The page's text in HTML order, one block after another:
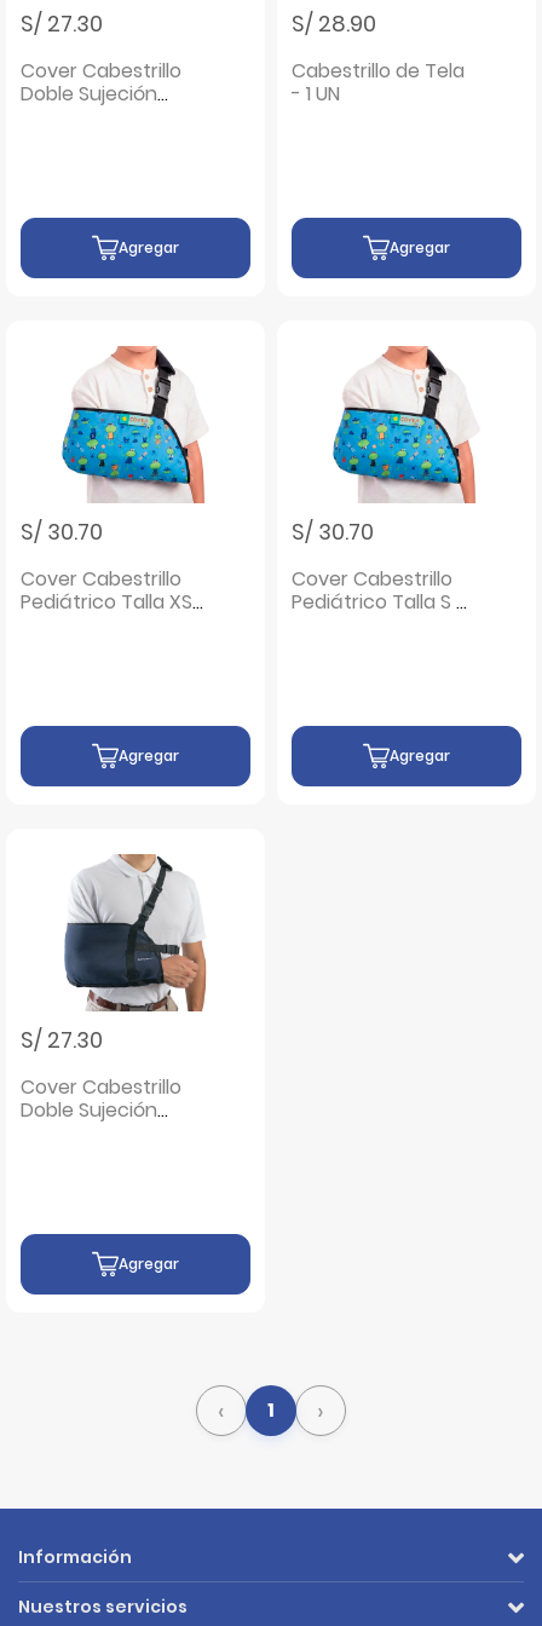
S/ 27.30
Cover Cabestrillo
Doble Sujeción
Agregar
S/ 28.90
Cabestrillo de Tela
- 1 UN
Agregar
S/ 30.70
Cover Cabestrillo
Pediátrico Talla XS
Agregar
S/ 30.70
Cover Cabestrillo
Pediátrico Talla S -
Agregar
S/ 27.30
Cover Cabestrillo
Doble Sujeción
Agregar
‹ 1 ›
Información
Nuestros servicios